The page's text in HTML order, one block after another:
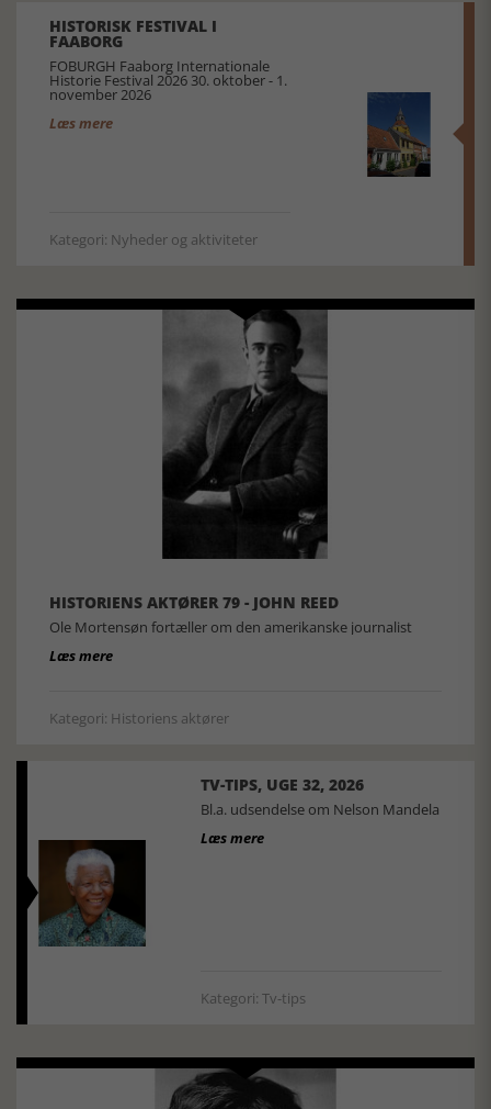
HISTORISK FESTIVAL I
FAABORG
FOBURGH Faaborg Internationale
Historie Festival 2026 30. oktober - 1.
november 2026
Læs mere
Kategori: Nyheder og aktiviteter
HISTORIENS AKTØRER 79 - JOHN REED
Ole Mortensøn fortæller om den amerikanske journalist
Læs mere
Kategori: Historiens aktører
TV-TIPS, UGE 32, 2026
Bl.a. udsendelse om Nelson Mandela
Læs mere
Kategori: Tv-tips